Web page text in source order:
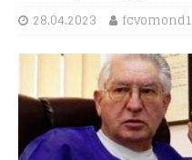
28.04.2023 fcvomond1